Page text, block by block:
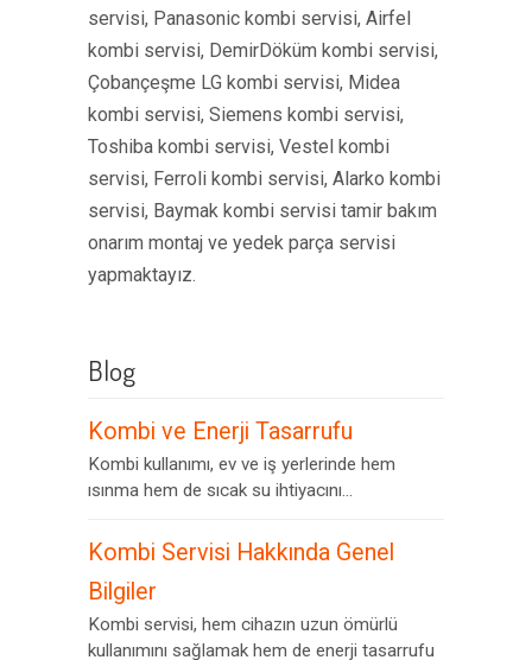
servisi, Panasonic kombi servisi, Airfel
kombi servisi, DemirDöküm kombi servisi,
Çobançeşme LG kombi servisi, Midea
kombi servisi, Siemens kombi servisi,
Toshiba kombi servisi, Vestel kombi
servisi, Ferroli kombi servisi, Alarko kombi
servisi, Baymak kombi servisi tamir bakım
onarım montaj ve yedek parça servisi
yapmaktayız.
Blog
Kombi ve Enerji Tasarrufu
Kombi kullanımı, ev ve iş yerlerinde hem
ısınma hem de sıcak su ihtiyacını...
Kombi Servisi Hakkında Genel
Bilgiler
Kombi servisi, hem cihazın uzun ömürlü
kullanımını sağlamak hem de enerji tasarrufu